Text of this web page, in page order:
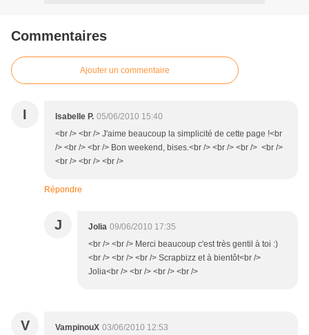
Commentaires
Ajouter un commentaire
I Isabelle P. 05/06/2010 15:40
<br /> <br /> J'aime beaucoup la simplicité de cette page !<br
/> <br /> <br /> Bon weekend, bises.<br /> <br /> <br /> <br />
<br /> <br /> <br />
Répondre
J Jolia 09/06/2010 17:35
<br /> <br /> Merci beaucoup c'est très gentil à toi :)
<br /> <br /> <br /> Scrapbizz et à bientôt<br />
Jolia<br /> <br /> <br /> <br />
V VampinouX 03/06/2010 12:53